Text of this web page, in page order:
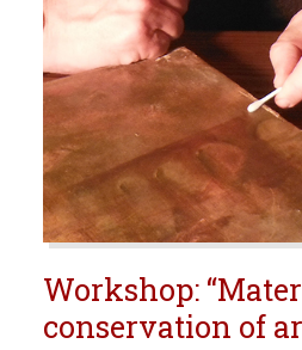
Workshop:
conservation of